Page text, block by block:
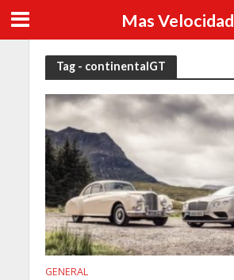
Mas Velocidad
Tag - continentalGT
GENERAL